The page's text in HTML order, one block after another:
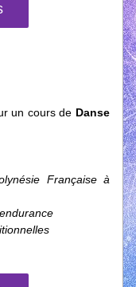
un cours de Danse
Française à